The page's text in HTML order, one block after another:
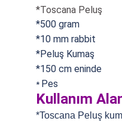
*Toscana Peluş
*500 gram
*10 mm rabbit
*Peluş Kumaş
*150 cm eninde
* Pes
Kullanım
*Toscana Peluş